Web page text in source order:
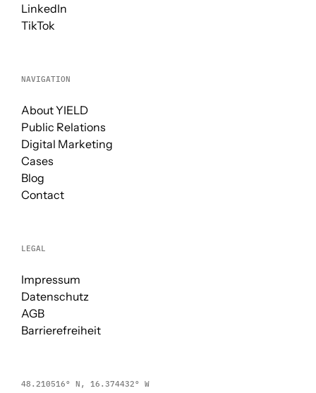
LinkedIn
TikTok
NAVIGATION
About YIELD
Public Relations
Digital Marketing
Cases
Blog
Contact
LEGAL
Impressum
Datenschutz
AGB
Barrierefreiheit
48.210516° N, 16.374432° W